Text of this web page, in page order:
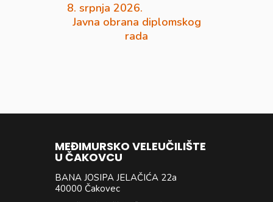
8. srpnja 2026.
Javna obrana diplomskog
rada
MEĐIMURSKO VELEUČILIŠTE
U ČAKOVCU
BANA JOSIPA JELAČIĆA 22a
40000 Čakovec